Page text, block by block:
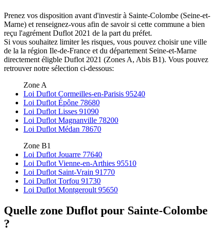
Prenez vos disposition avant d'investir à Sainte-Colombe (Seine-et-
Marne) et renseignez-vous afin de savoir si cette commune a bien
reçu l'agrément Duflot 2021 de la part du préfet.
Si vous souhaitez limiter les risques, vous pouvez choisir une ville
de la la région Ile-de-France et du département Seine-et-Marne
directement éligble Duflot 2021 (Zones A, Abis B1). Vous pouvez
retrouver notre sélection ci-dessous:
Zone A
Loi Duflot Cormeilles-en-Parisis 95240
Loi Duflot Épône 78680
Loi Duflot Lisses 91090
Loi Duflot Magnanville 78200
Loi Duflot Médan 78670
Zone B1
Loi Duflot Jouarre 77640
Loi Duflot Vienne-en-Arthies 95510
Loi Duflot Saint-Vrain 91770
Loi Duflot Torfou 91730
Loi Duflot Montgeroult 95650
Quelle zone Duflot pour Sainte-Colombe
?